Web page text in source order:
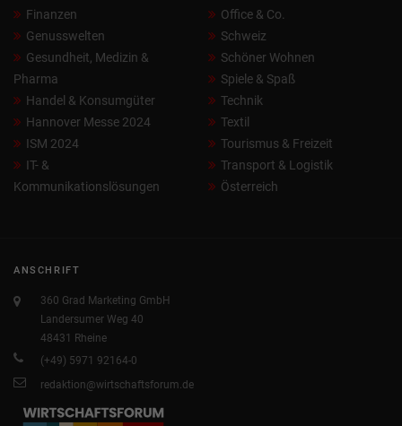
Finanzen
Genusswelten
Gesundheit, Medizin &
Pharma
Handel & Konsumgüter
Hannover Messe 2024
ISM 2024
IT- &
Kommunikationslösungen
Office & Co.
Schweiz
Schöner Wohnen
Spiele & Spaß
Technik
Textil
Tourismus & Freizeit
Transport & Logistik
Österreich
ANSCHRIFT
360 Grad Marketing GmbH
Landersumer Weg 40
48431 Rheine
(+49) 5971 92164-0
redaktion@wirtschaftsforum.de